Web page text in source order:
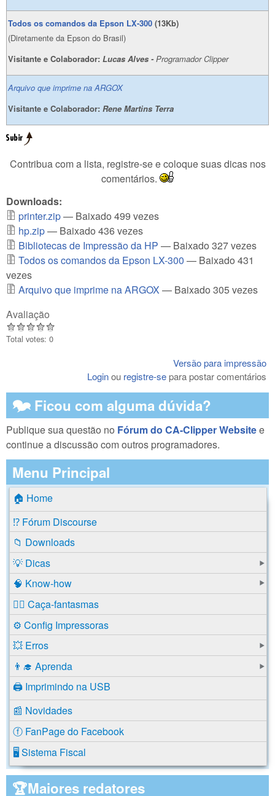
Todos os comandos da Epson LX-300 (13Kb)
(Diretamente da Epson do Brasil)
Visitante e Colaborador: Lucas Alves -Programador Clipper
Arquivo que imprime na ARGOX
Visitante e Colaborador: Rene Martins Terra
Contribua com a lista, registre-se e coloque suas dicas nos
comentários.
Downloads:
printer.zip— Baixado 499 vezes
hp.zip— Baixado 436 vezes
Bibliotecas de Impressão da HP — Baixado 327 vezes
Todos os comandos da Epson LX-300 — Baixado 431
vezes
Arquivo que imprime na ARGOX — Baixado 305 vezes
Avaliação
Total votes: 0
Versão para impressão
Loginou registre-separa postar comentários
🗫 Ficou com alguma dúvida?
Publique sua questão no Fórum do CA-Clipper Websitee
continue a discussão com outros programadores.
Menu Principal
🏠 Home
⁉️ Fórum Discourse
📁 Downloads
💡 Dicas
🧠 Know-how
🕵️‍♂️ Caça-fantasmas
⚙️ Config Impressoras
💥 Erros
👨‍🎓 Aprenda
🖨️ Imprimindo na USB
📰 Novidades
ⓕ FanPage do Facebook
🖥️ Sistema Fiscal
🏆Maiores redatores